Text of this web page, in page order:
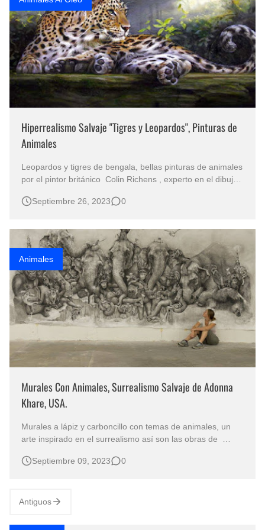
Hiperrealismo Salvaje "Tigres y Leopardos", Pinturas de
Animales
Leopardos y tigres de bengala, bellas pinturas de animales
por el pintor británico Colin Richens , experto en el dibujo
de cuadros de leones, búfalos , elefantes, panteras, pero
Septiembre 26, 2023 0
Animales
Murales Con Animales, Surrealismo Salvaje de Adonna
Khare, USA.
Murales a lápiz y carboncillo con temas de animales, un
arte inspirado en el surrealismo así son las obras de
domiciliada en el estado de California. Se graduó como
Septiembre 09, 2023 0
Antiguos